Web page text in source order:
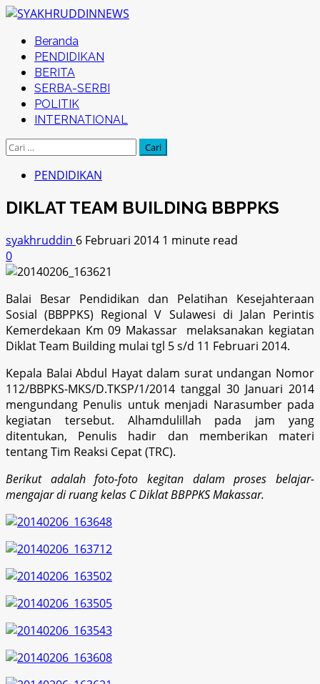
Skip
content
Primary
Menu
Beranda
PENDIDIKAN
BERITA
SERBA-SERBI
POLITIK
INTERNATIONAL
Cari
PENDIDIKAN
DIKLAT TEAM BUILDING BBPPKS
syakhruddin 6 Februari 2014 1 minute read
0
Balai Besar Pendidikan dan Pelatihan Kesejahteraan
Sosial (BBPPKS) Regional V Sulawesi di Jalan Perintis
Kemerdekaan Km 09 Makassar melaksanakan kegiatan
Diklat Team Building mulai tgl 5 s/d 11 Februari 2014.
Kepala Balai Abdul Hayat dalam surat undangan Nomor
112/BBPKS-MKS/D.TKSP/1/2014 tanggal 30 Januari 2014
mengundang Penulis untuk menjadi Narasumber pada
kegiatan tersebut. Alhamdulillah pada jam yang
ditentukan, Penulis hadir dan memberikan materi
tentang Tim Reaksi Cepat (TRC).
Berikut adalah foto-foto kegitan dalam proses belajar-
mengajar di ruang kelas C Diklat BBPPKS Makassar.